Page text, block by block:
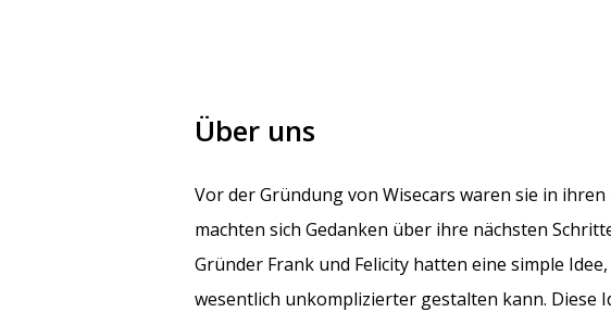
Über uns
Vor der Gründung von Wisecars waren sie in
machten sich Gedanken über ihre nächsten
Gründer Frank und Felicity hatten eine simple
wesentlich unkomplizierter gestalten kann. Diese